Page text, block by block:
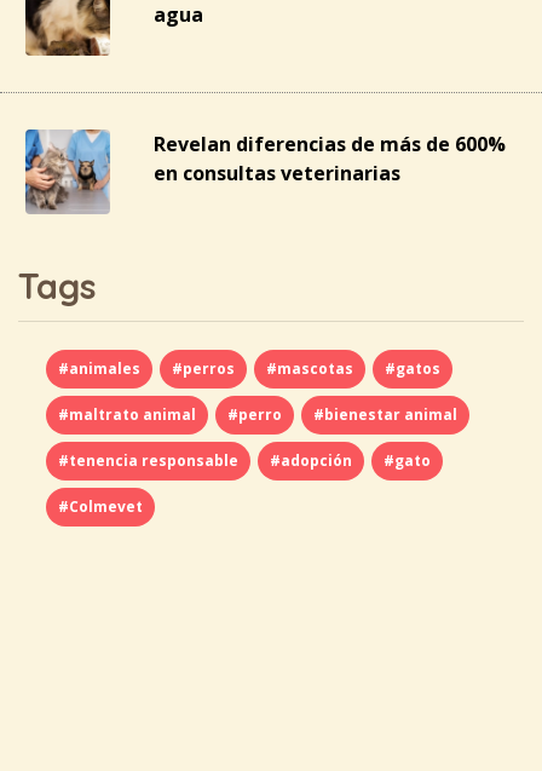
agua
Revelan diferencias de más de 600%
en consultas veterinarias
Tags
#animales #perros #mascotas #gatos
#maltrato animal #perro #bienestar animal
#tenencia responsable #adopción #gato
#Colmevet